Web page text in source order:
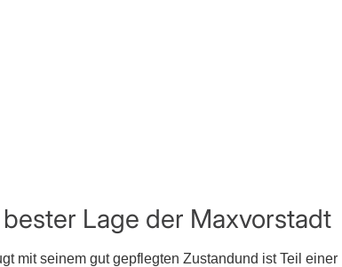
Lage der Maxvorstadt
mit seinem gut gepflegten Zustandund ist Teil einer